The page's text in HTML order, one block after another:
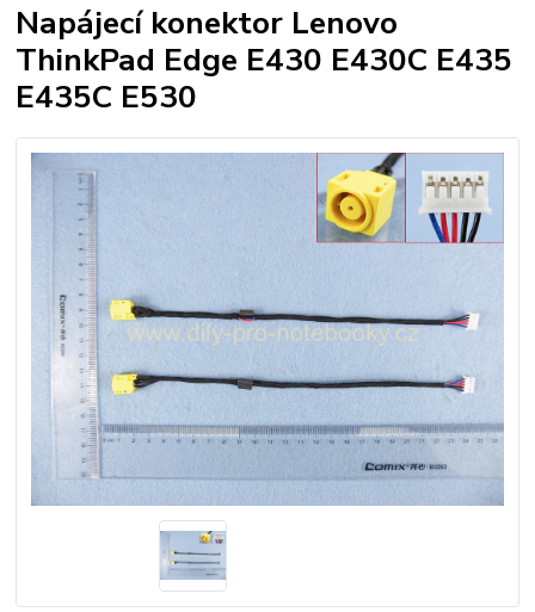
Napájecí konektor Lenovo
ThinkPad Edge E430 E430C E435
E435C E530